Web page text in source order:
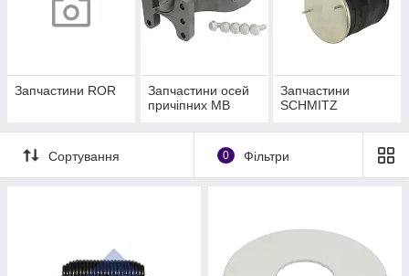
Запчастини ROR
Запчастини осей
причіпних MB
Запчастини
SCHMITZ
Сортування 0 Фільтри